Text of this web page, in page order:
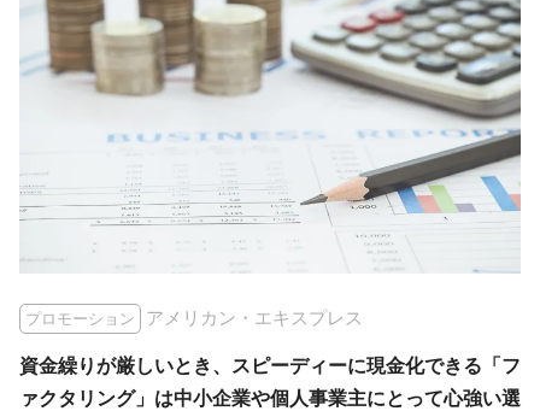
プロモーション アメリカン・エキスプレス
資金繰りが厳しいとき、スピーディーに現金化できる「フ
ァクタリング」は中小企業や個人事業主にとって心強い選